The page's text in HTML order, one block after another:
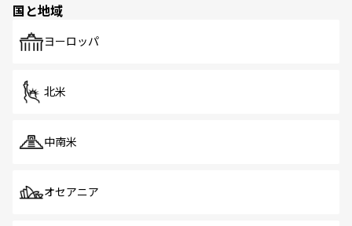
で、ホーカーズは地元の風情を楽しめる外せないスポット
国と地域
ヨーロッパ
北米
中南米
オセアニア